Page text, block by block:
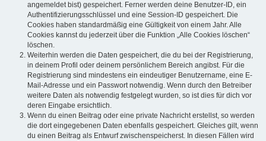
angemeldet bist) gespeichert. Ferner werden deine Benutzer-ID, ein
Authentifizierungsschlüssel und eine Session-ID gespeichert. Die
Cookies haben standardmäßig eine Gültigkeit von einem Jahr. Alle
Cookies kannst du jederzeit über die Funktion „Alle Cookies löschen“
löschen.
Weiterhin werden die Daten gespeichert, die du bei der Registrierung,
in deinem Profil oder deinem persönlichem Bereich angibst. Für die
Registrierung sind mindestens ein eindeutiger Benutzername, eine E-
Mail-Adresse und ein Passwort notwendig. Wenn durch den Betreiber
weitere Daten als notwendig festgelegt wurden, so ist dies für dich vor
deren Eingabe ersichtlich.
Wenn du einen Beitrag oder eine private Nachricht erstellst, so werden
die dort eingegebenen Daten ebenfalls gespeichert. Gleiches gilt, wenn
du einen Beitrag als Entwurf zwischenspeicherst. In diesen Fällen wird